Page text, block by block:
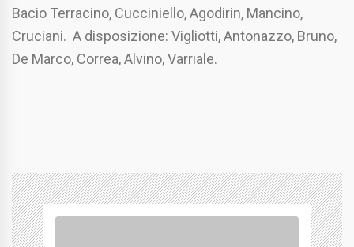
Bacio Terracino, Cucciniello, Agodirin, Mancino,
Cruciani. A disposizione: Vigliotti, Antonazzo, Bruno,
De Marco, Correa, Alvino, Varriale.